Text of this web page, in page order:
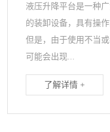
液压升降平台是一种
的装卸设备，具有操
但是，由于使用不当
可能会出现...
了解详情 +